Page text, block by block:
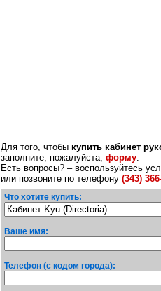
Для того, чтобы купить кабинет
заполните, пожалуйста, форму.
Есть вопросы? – воспользуйтесь
или позвоните по телефону (343)
Что хотите купить:
Ваше имя:
Телефон (с кодом города):